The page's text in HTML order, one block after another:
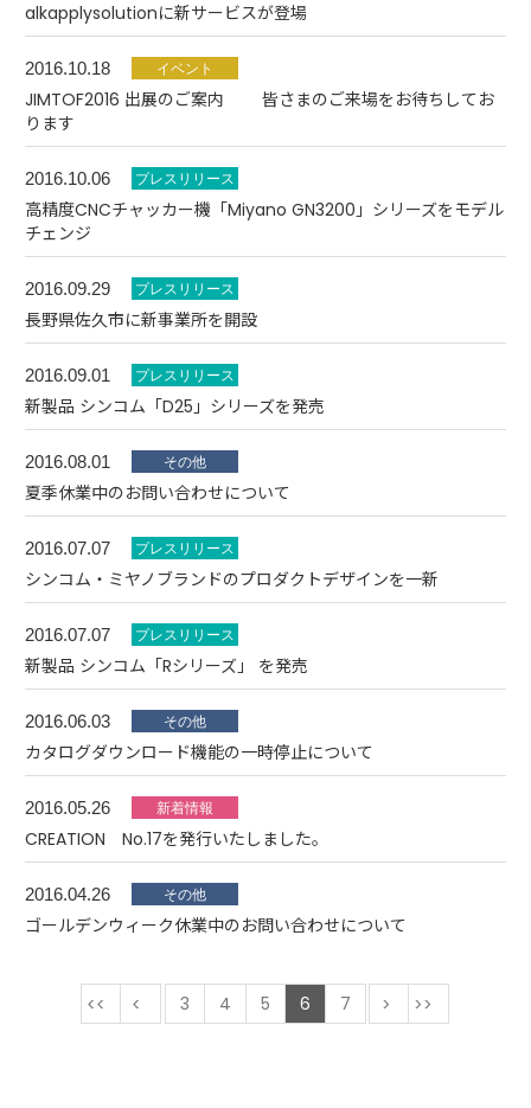
alkapplysolutionに新サービスが登場
2016.10.18
JIMTOF2016 出展のご案内 皆さまのご来場をお待ちしてお
ります
2016.10.06
高精度CNCチャッカー機「Miyano GN3200」シリーズをモデル
チェンジ
2016.09.29
長野県佐久市に新事業所を開設
2016.09.01
新製品 シンコム「D25」シリーズを発売
2016.08.01
夏季休業中のお問い合わせについて
2016.07.07
シンコム・ミヤノブランドのプロダクトデザインを一新
2016.07.07
新製品 シンコム「Rシリーズ」 を発売
2016.06.03
カタログダウンロード機能の一時停止について
2016.05.26
CREATION No.17を発行いたしました。
2016.04.26
ゴールデンウィーク休業中のお問い合わせについて
最初 前
3 4 5 6 7 次